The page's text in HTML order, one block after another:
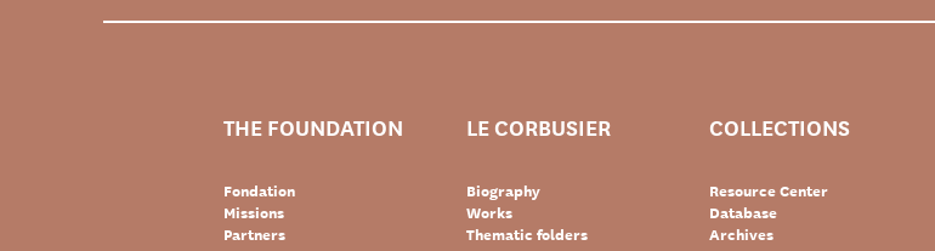
THE FOUNDATION
Fondation
Missions
Partners
LE CORBUSIER
Biography
Works
Thematic folders
COLLECTIONS
Resource Center
Database
Archives